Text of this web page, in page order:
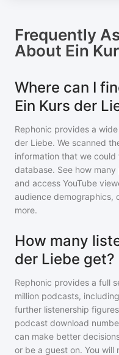
Frequently
About Ein
Where can I
Ein Kurs der
Rephonic provides a
der Liebe. We scanned
information that we
database. See how
and access YouTube
audience demographics,
more.
How many
der Liebe get?
Rephonic provides a full
million podcasts,
further listenership
podcast download
can make better
or be a guest on. You will